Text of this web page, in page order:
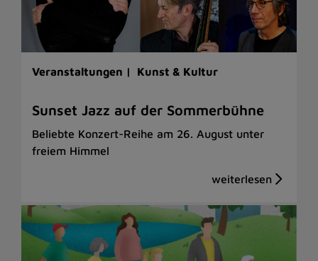
Veranstaltungen | Kunst & Kultur
Sunset Jazz auf der Sommerbühne
Beliebte Konzert-Reihe am 26. August unter
freiem Himmel